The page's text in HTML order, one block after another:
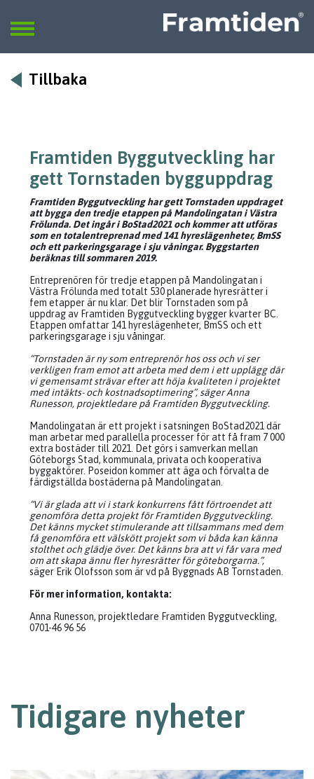
SÖK
Tillbaka
Framtiden Byggutveckling har
gett Tornstaden bygguppdrag
Framtiden Byggutveckling har gett Tornstaden uppdraget
att bygga den tredje etappen på Mandolingatan i Västra
Frölunda. Det ingår i BoStad2021 och kommer att utföras
som en totalentreprenad med 141 hyreslägenheter, BmSS
och ett parkeringsgarage i sju våningar. Byggstarten
beräknas till sommaren 2019.
Entreprenören för tredje etappen på Mandolingatan i
Västra Frölunda med totalt 530 planerade hyresrätter i
fem etapper är nu klar. Det blir Tornstaden som på
uppdrag av Framtiden Byggutveckling bygger kvarter BC.
Etappen omfattar 141 hyreslägenheter, BmSS och ett
parkeringsgarage i sju våningar.
“Tornstaden är ny som entreprenör hos oss och vi ser
verkligen fram emot att arbeta med dem i ett upplägg där
vi gemensamt strävar efter att höja kvaliteten i projektet
med intäkts- och kostnadsoptimering”, säger Anna
Runesson, projektledare på Framtiden Byggutveckling.
Mandolingatan är ett projekt i satsningen BoStad2021 där
man arbetar med parallella processer för att få fram 7 000
extra bostäder till 2021. Det görs i samverkan mellan
Göteborgs Stad, kommunala, privata och kooperativa
byggaktörer. Poseidon kommer att äga och förvalta de
färdigställda bostäderna på Mandolingatan.
“Vi är glada att vi i stark konkurrens fått förtroendet att
genomföra detta projekt för Framtiden Byggutveckling.
Det känns mycket stimulerande att tillsammans med dem
få genomföra ett välskött projekt som vi båda kan känna
stolthet och glädje över. Det känns bra att vi får vara med
om att skapa ännu fler hyresrätter för göteborgarna.”,
säger Erik Olofsson som är vd på Byggnads AB Tornstaden.
För mer information, kontakta:
Anna Runesson, projektledare Framtiden Byggutveckling,
0701-46 96 56
Tidigare nyheter